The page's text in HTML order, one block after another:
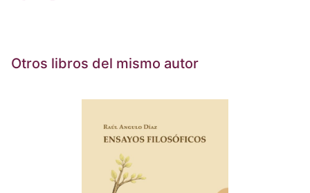
Otros libros del mismo autor